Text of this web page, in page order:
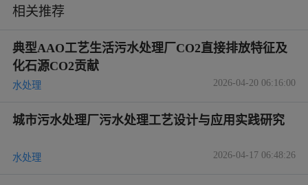
相关推荐
典型AAO工艺生活污水处理厂CO2直接排放特征及
化石源CO2贡献
水处理 2026-04-20 06:16:00
城市污水处理厂污水处理工艺设计与应用实践研究
水处理 2026-04-17 06:48:26